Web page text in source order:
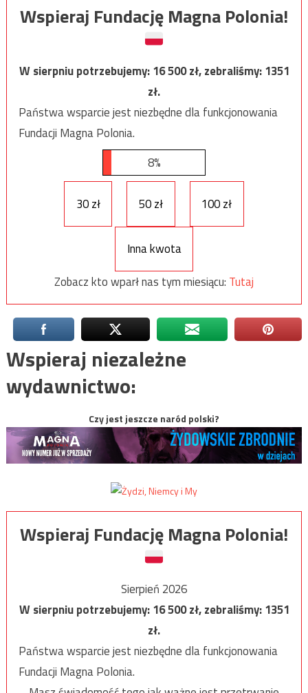
Wspieraj Fundację Magna Polonia!
W sierpniu potrzebujemy:16 500zł, zebraliśmy:1351
zł.
Państwa wsparcie jest niezbędne dla funkcjonowania
Fundacji Magna Polonia.
8%
30 zł 50 zł 100 zł
Inna kwota
Zobacz kto wparł nas tym miesiącu: Tutaj
Wspieraj niezależne
wydawnictwo:
Czy jest jeszcze naród polski?
Wspieraj Fundację Magna Polonia!
Sierpień 2026
W sierpniu potrzebujemy:16 500zł, zebraliśmy:1351
zł.
Państwa wsparcie jest niezbędne dla funkcjonowania
Fundacji Magna Polonia.